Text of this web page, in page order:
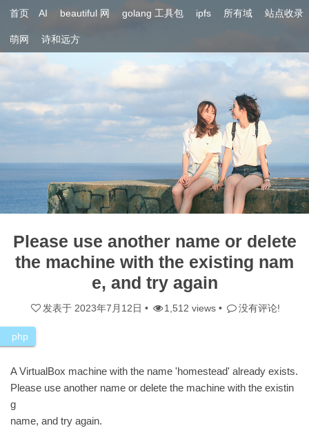
首页 AI beautiful 网 golang 工具包 ipfs 所有域 站点收录
萌网 诗和远方
Please use another name or delete
the machine with the existing nam
e, and try again
发表于 2023年7月12日 • 1,512 views • 没有评论!
php
A VirtualBox machine with the name 'homestead' already exists.
Please use another name or delete the machine with the existin
g
name, and try again.